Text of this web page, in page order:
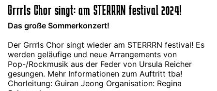
Grrrls Chor singt: am STERRRN festival 2024!
Das große Sommerkonzert!
Der Grrrls Chor singt wieder am STERRRN festival! Es
werden geläufige und neue Arrangements von
Pop-/Rockmusik aus der Feder von Ursula Reicher
gesungen. Mehr Informationen zum Auftritt tba!
Chorleitung: Guiran Jeong Organisation: Regina